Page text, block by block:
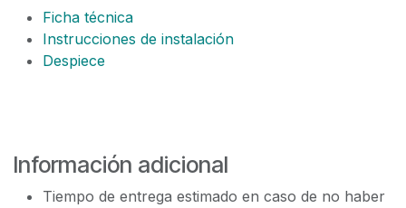
Ficha técnica
Instrucciones de instalación
Despiece
Información adicional
Tiempo de entrega estimado en caso de no haber